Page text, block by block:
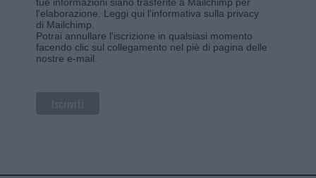
l'elaborazione. Leggi qui l'informativa sulla privacy
di Mailchimp
Potrai annullare l'iscrizione in qualsiasi momento
facendo clic sul collegamento nel piè di pagina delle
nostre e-mail.